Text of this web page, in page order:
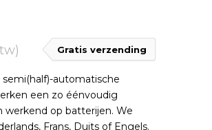
Gratis verzending
automatische
een zo éénvoudig
werkend op batterijen. We
Frans, Duits of Engels.